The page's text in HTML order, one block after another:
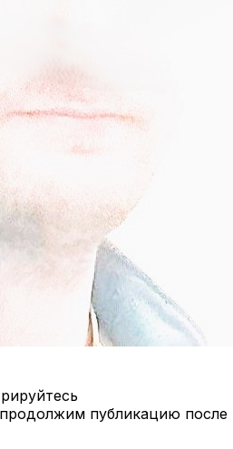
публикацию после